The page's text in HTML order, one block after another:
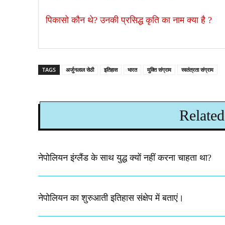
पिकासो कौन थे? उनकी प्रसिद्ध कृति का नाम क्या है ?
TAGS अर्जुनलाल सेठी इतिहास भारत मुक्ति संग्राम स्वतंत्रता संग्राम
नेपोलियन इंग्लैंड के साथ युद्ध क्यों नहीं करना चाहता था​?
नेपोलियन का शुरुआती इतिहास संक्षेप में बताएं।